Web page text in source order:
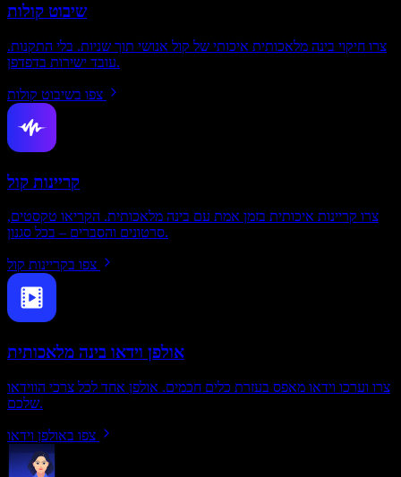
שיבוט קולות
צרו חיקוי בינה מלאכותית איכותי של קול אנושי תוך שניות. בלי התקנות.
עובד ישירות בדפדפן.
צפו בשיבוט קולות
קריינות קול
צרו קריינות איכותית בזמן אמת עם בינה מלאכותית. הקריאו טקסטים,
סרטונים והסברים – בכל סגנון.
צפו בקריינות קול
אולפן וידאו בינה מלאכותית
צרו וערכו וידאו מאפס בעזרת כלים חכמים. אולפן אחד לכל צרכי הווידאו
שלכם.
צפו באולפן וידאו